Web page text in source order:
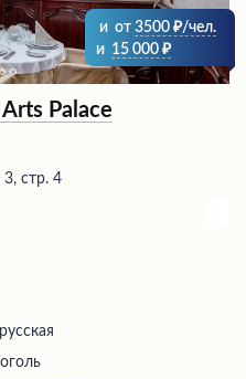
и от 3500
/чел.
и 15 000
Palace
3, стр. 4